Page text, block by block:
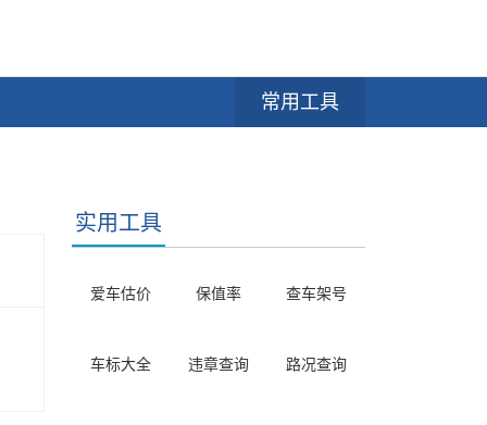
常用工具
实用工具
爱车估价 保值率 查车架号
车标大全 违章查询 路况查询